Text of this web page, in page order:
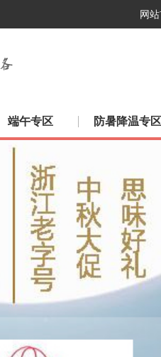
网
端午专区 防暑降温专区